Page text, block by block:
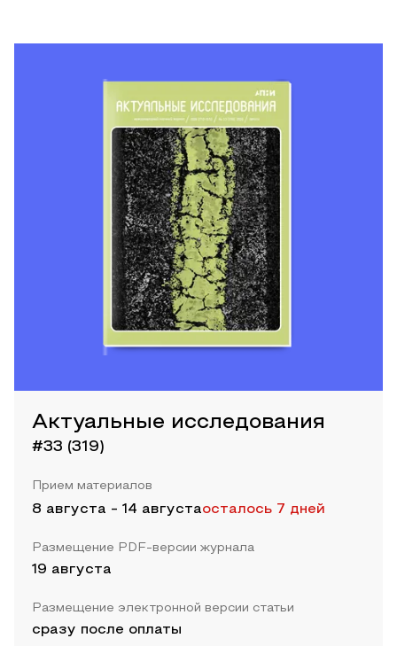
Актуальные исследования
#33 (319)
Прием материалов
8 августа - 14 августаосталось 7 дней
Размещение PDF-версии журнала
19 августа
Размещение электронной версии статьи
сразу после оплаты